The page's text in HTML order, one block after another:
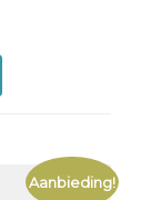
Aanbieding!